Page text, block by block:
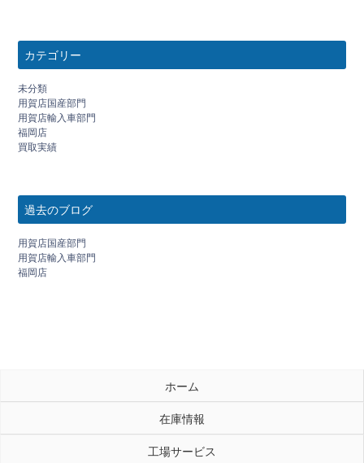
カテゴリー
未分類
用賀店国産部門
用賀店輸入車部門
福岡店
買取実績
過去のブログ
用賀店国産部門
用賀店輸入車部門
福岡店
ホーム
在庫情報
工場サービス